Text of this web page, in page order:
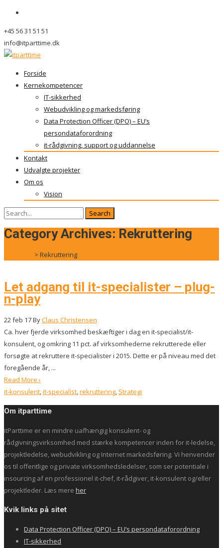
+45 56 31 51 51
info@itparttime.dk
Skip
Forside
Kernekompetencer
IT-sikkerhed
Webudvikling og markedsføring
Data Protection Officer (DPO) – EU’s
persondataforordning
it-rådgivning, support og uddannelse
Kontakt
Udvalgte projekter
Om os
Vision
Search
Category Archives: Rekruttering
> Rekruttering
Let adgang til it-specialister – plug-
n-play
22feb 17ByClaus Christensen
Ca. hver fjerde virksomhed beskæftiger i dag en it-specialist/it-
konsulent, og omkring 11 pct. af virksomhederne rekrutterede eller
forsøgte at rekruttere it-specialister i 2015. Dette er på niveau med det
foregående år, ...
Read More ›
it-konsulent,it-specialist,rekruttering, Strategi
Om itparttime
itParttime er en mindre uafhængig konsulent- og
rådgivningsvirksomhed med stærke kompetencer inden for it-ledelse,
projektledelse, webudvikling og Internet markedsføring. Vi henvender
os til offentlige og private virksomhedsledelser, som ser potentiale i
insourcing af en professionel it-chef, it-rådgiver, it-konsulent og/eller
projektleder. Læs mere her
Kvik links på sitet
Data Protection Officer (DPO) – EU’s persondataforordning
IT-sikkerhed